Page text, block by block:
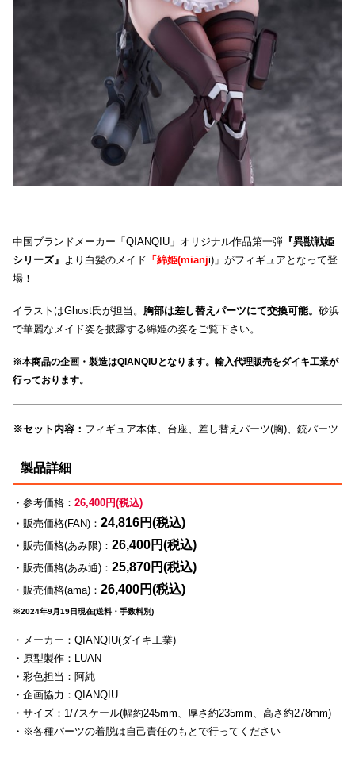
中国ブランドメーカー「QIANQIU」オリジナル作品第一弾 『異獣戦姫
シリーズ』 より白髪のメイド 「綿姫(mianji)」がフィギュアとなって登
場！
イラストはGhost氏が担当。 胸部は差し替えパーツにて交換可能。 砂浜
で華麗なメイド姿を披露する綿姫の姿をご覧下さい。
※本商品の企画・製造はQIANQIUとなります。輸入代理販売をダイキ工業が
行っております。
※セット内容： フィギュア本体、台座、差し替えパーツ(胸)、銃パーツ
製品詳細
・参考価格： 26,400円(税込)
・販売価格(FAN)： 24,816円(税込)
・販売価格(あみ限)： 26,400円(税込)
・販売価格(あみ通)： 25,870円(税込)
・販売価格(ama)： 26,400円(税込)
※2024年9月19日現在(送料・手数料別)
・メーカー：QIANQIU(ダイキ工業)
・原型製作：LUAN
・彩色担当：阿純
・企画協力：QIANQIU
・サイズ：1/7スケール(幅約245mm、厚さ約235mm、高さ約278mm)
・※各種パーツの着脱は自己責任のもとで行ってください